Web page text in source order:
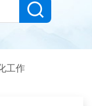
工作